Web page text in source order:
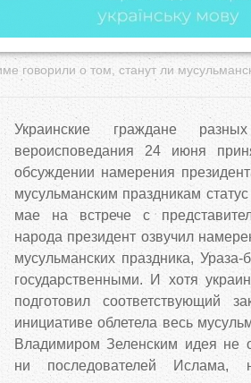
говорили о том, станут ли
Украинские граждане
вероисповедания 24 июня
обсуждении намерения
мусульманским праздникам
мае на встрече с
народа президент озвучил
мусульманских праздника,
государственными. И хотя
подготовил соответствующий
инициативе облетела весь
Владимиром Зеленским идея не
ни последователей